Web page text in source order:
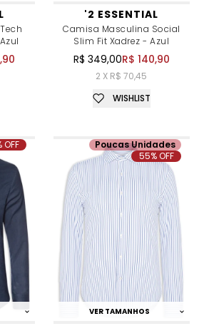
'2 ESSENTIAL
Camisa Masculina Social
Slim Fit Xadrez - Azul
R$ 349,00R$ 140,90
2 X R$ 70,45
WISHLIST
OFF
VER TAMANHOS
Poucas Unidades
55% OFF